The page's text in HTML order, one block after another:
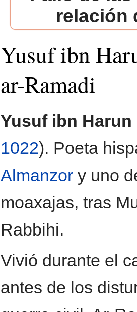
relación
Yusuf ibn
ar-Ramadi
Yusuf ibn Harun
1022). Poeta
Almanzor y uno
moaxajas, tras
Rabbihi.
Vivió durante el
antes de los